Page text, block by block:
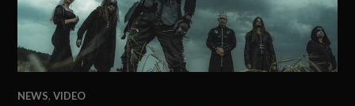
NEWS,VIDEO